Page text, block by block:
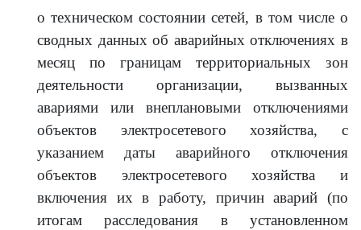
о техническом состоянии сетей, в том числе о
сводных данных об аварийных отключениях в
месяц по границам территориальных зон
деятельности организации, вызванных
авариями или внеплановыми отключениями
объектов электросетевого хозяйства, с
указанием даты аварийного отключения
объектов электросетевого хозяйства и
включения их в работу, причин аварий (по
итогам расследования в установленном